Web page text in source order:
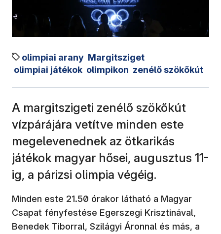
olimpiai arany Margitsziget
olimpiai játékok olimpikon zenélő szökőkút
A margitszigeti zenélő szökőkút
vízpárájára vetítve minden este
megelevenednek az ötkarikás
játékok magyar hősei, augusztus 11-
ig, a párizsi olimpia végéig.
Minden este 21.50 órakor látható a Magyar
Csapat fényfestése Egerszegi Krisztinával,
Benedek Tiborral, Szilágyi Áronnal és más, a